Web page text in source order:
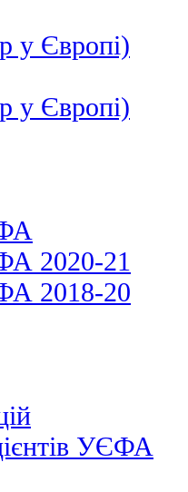
у Європі)
у Європі)
2020-21
2018-20
УЄФА